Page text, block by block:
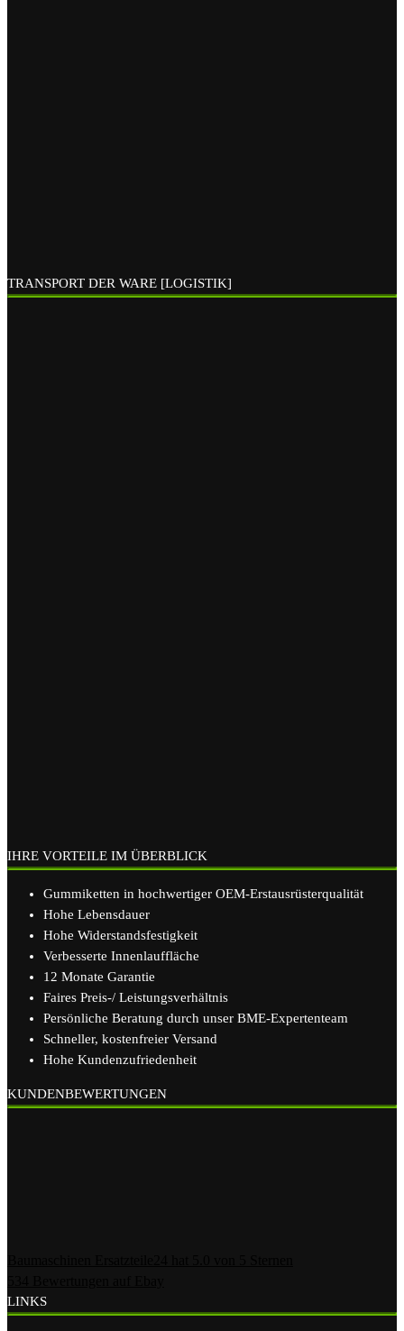
TRANSPORT DER WARE [LOGISTIK]
IHRE VORTEILE IM ÜBERBLICK
Gummiketten in hochwertiger OEM-Erstausrüsterqualität
Hohe Lebensdauer
Hohe Widerstandsfestigkeit
Verbesserte Innenlauffläche
12 Monate Garantie
Faires Preis-/ Leistungsverhältnis
Persönliche Beratung durch unser BME-Expertenteam
Schneller, kostenfreier Versand
Hohe Kundenzufriedenheit
KUNDENBEWERTUNGEN
LINKS